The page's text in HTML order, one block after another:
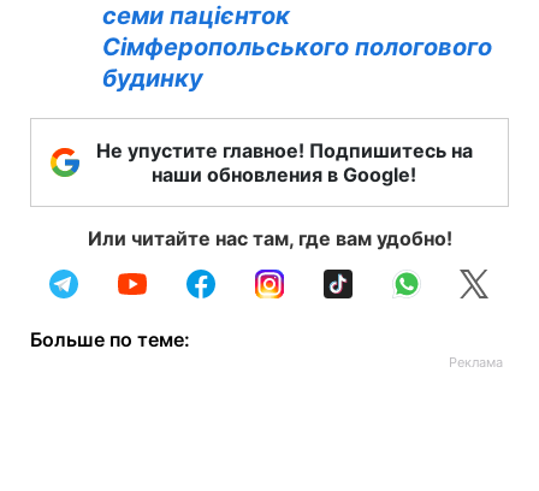
семи пацієнток
Сімферопольського пологового
будинку
Не упустите главное! Подпишитесь на
наши обновления в Google!
Или читайте нас там, где вам удобно!
Больше по теме: